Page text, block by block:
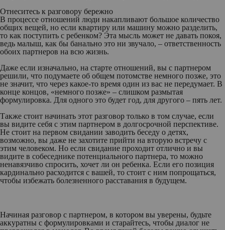
Отнеситесь к разговору бережно
В процессе отношений люди накапливают большое количество
общих вещей, но если квартиру или машину можно разделить,
то как поступить с ребенком? Эта мысль может не давать покоя,
ведь малыш, как бы банально это ни звучало, – ответственность
обоих партнеров на всю жизнь.
Даже если изначально, на старте отношений, вы с партнером
решили, что подумаете об общем потомстве немного позже, это
не значит, что через какое-то время один из вас не передумает. В
конце концов, «немного позже» – слишком размытая
формулировка. Для одного это будет год, для другого – пять лет.
Также стоит начинать этот разговор только в том случае, если
вы видите себя с этим партнером в долгосрочной перспективе.
Не стоит на первом свидании заводить беседу о детях,
возможно, вы даже не захотите прийти на вторую встречу с
этим человеком. Но если свидание проходит отлично и вы
видите в собеседнике потенциального партнера, то можно
ненавязчиво спросить, хочет ли он ребенка. Если его позиция
кардинально расходится с вашей, то стоит с ним попрощаться,
чтобы избежать болезненного расставания в будущем.
Начиная разговор с партнером, в котором вы уверены, будьте
аккуратны с формулировками и старайтесь, чтобы диалог не